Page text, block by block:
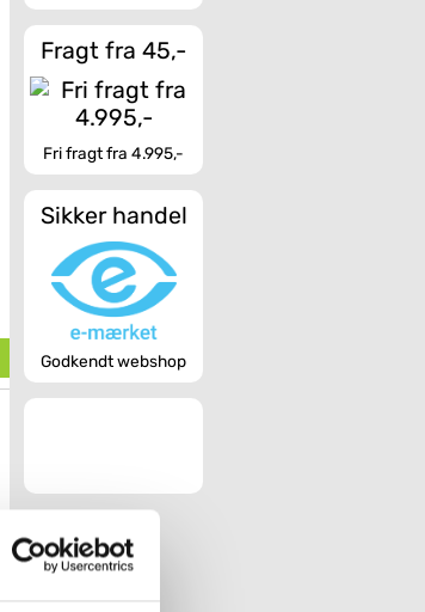
Fragt fra 45,-
Fri fragt fra 4.995,-
Sikker handel
Godkendt webshop